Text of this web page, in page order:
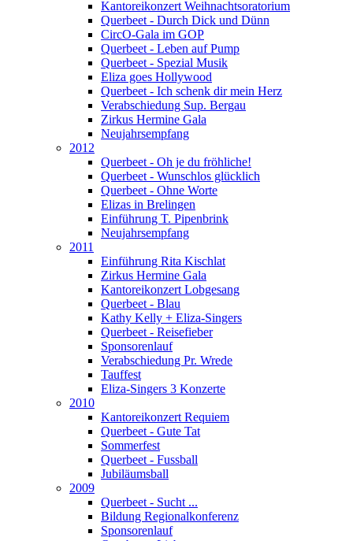
Kantoreikonzert Weihnachtsoratorium
Querbeet - Durch Dick und Dünn
CircO-Gala im GOP
Querbeet - Leben auf Pump
Querbeet - Spezial Musik
Eliza goes Hollywood
Querbeet - Ich schenk dir mein Herz
Verabschiedung Sup. Bergau
Zirkus Hermine Gala
Neujahrsempfang
2012
Querbeet - Oh je du fröhliche!
Querbeet - Wunschlos glücklich
Querbeet - Ohne Worte
Elizas in Brelingen
Einführung T. Pipenbrink
Neujahrsempfang
2011
Einführung Rita Kischlat
Zirkus Hermine Gala
Kantoreikonzert Lobgesang
Querbeet - Blau
Kathy Kelly + Eliza-Singers
Querbeet - Reisefieber
Sponsorenlauf
Verabschiedung Pr. Wrede
Tauffest
Eliza-Singers 3 Konzerte
2010
Kantoreikonzert Requiem
Querbeet - Gute Tat
Sommerfest
Querbeet - Fussball
Jubiläumsball
2009
Querbeet - Sucht ...
Bildung Regionalkonferenz
Sponsorenlauf